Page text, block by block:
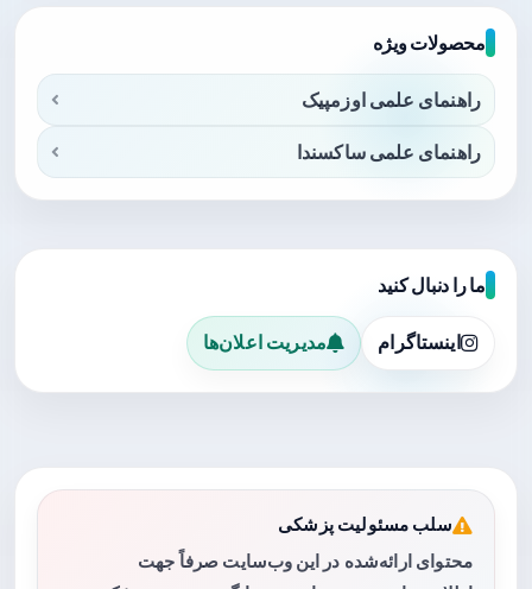
محصولات ویژه
راهنمای علمی اوزمپیک
راهنمای علمی ساکسندا
ما را دنبال کنید
اینستاگرام مدیریت اعلان‌ها
سلب مسئولیت پزشکی
محتوای ارائه‌شده در این وب‌سایت صرفاً جهت